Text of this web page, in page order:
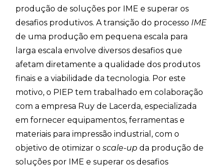
produção de soluções por IME e superar os
desafios produtivos. A transição do processo IME
de uma produção em pequena escala para
larga escala envolve diversos desafios que
afetam diretamente a qualidade dos produtos
finais e a viabilidade da tecnologia. Por este
motivo, o PIEP tem trabalhado em colaboração
com a empresa Ruy de Lacerda, especializada
em fornecer equipamentos, ferramentas e
materiais para impressão industrial, com o
objetivo de otimizar oscale-up da produção de
soluções por IME e superar os desafios